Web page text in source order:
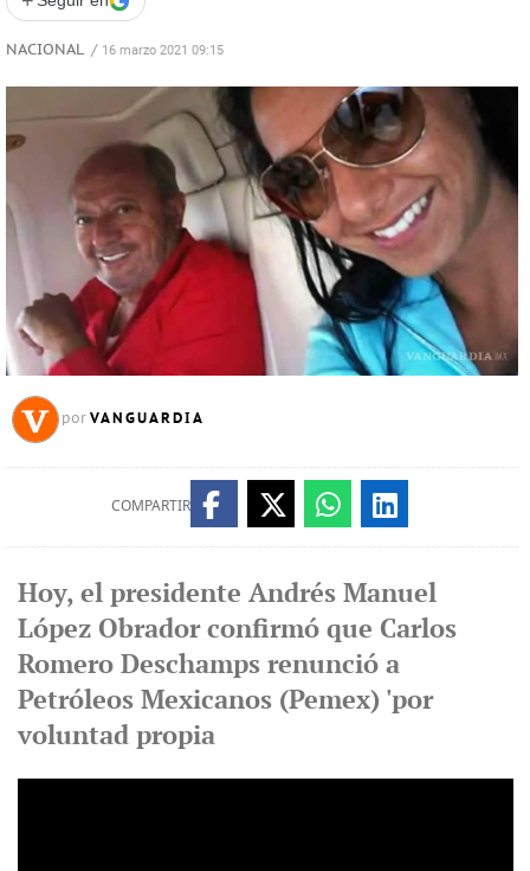
NACIONAL / 16 marzo 2021 09:15
por VANGUARDIA
COMPARTIR
Hoy, el presidente Andrés Manuel
López Obrador confirmó que Carlos
Romero Deschamps renunció a
Petróleos Mexicanos (Pemex) 'por
voluntad propia